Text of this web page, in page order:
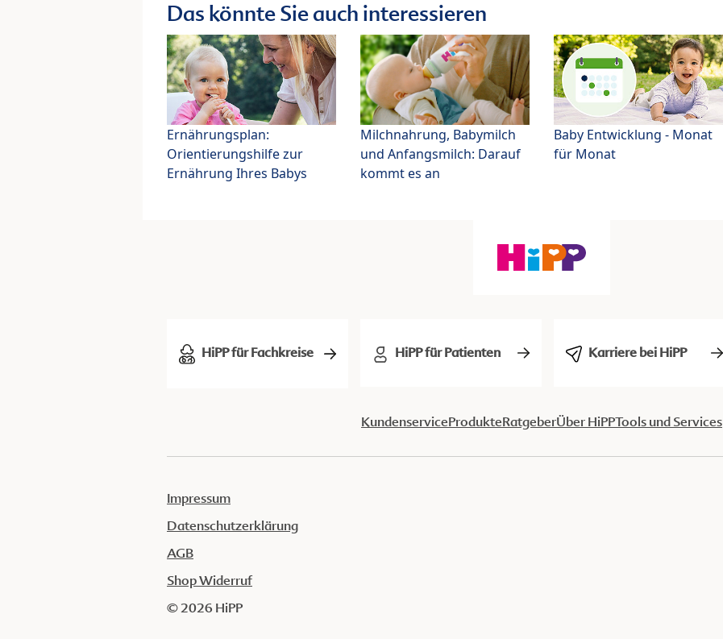
Das könnte Sie auch interessieren
Ernährungsplan:
Orientierungshilfe zur
Ernährung Ihres Babys
Milchnahrung, Babymilch
und Anfangsmilch: Darauf
kommt es an
Baby Entwicklung - Monat
für Monat
HiPP für Fachkreise HiPP für Patienten Karriere bei HiPP
KundenserviceProdukteRatgeberÜber HiPPTools und Services
Impressum
Datenschutzerklärung
AGB
Shop Widerruf
© 2026 HiPP